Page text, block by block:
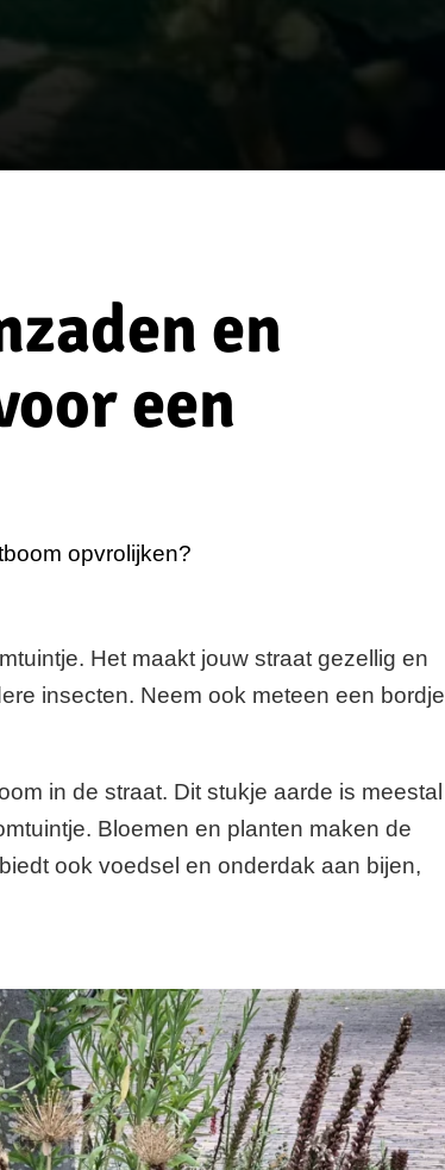
en
een
opvrolijken?
Het maakt jouw straat gezellig en
insecten. Neem ook meteen een bordje
in de straat. Dit stukje aarde is meestal
Bloemen en planten maken de
ook voedsel en onderdak aan bijen,